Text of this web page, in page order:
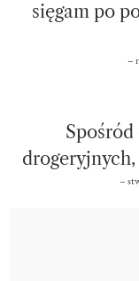
sięgam po
–
–